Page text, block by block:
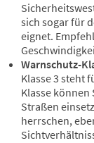
sich sogar für
eignet.
Warnschutz-
Klasse 3 steht
Klasse
Straßen
herrschen,